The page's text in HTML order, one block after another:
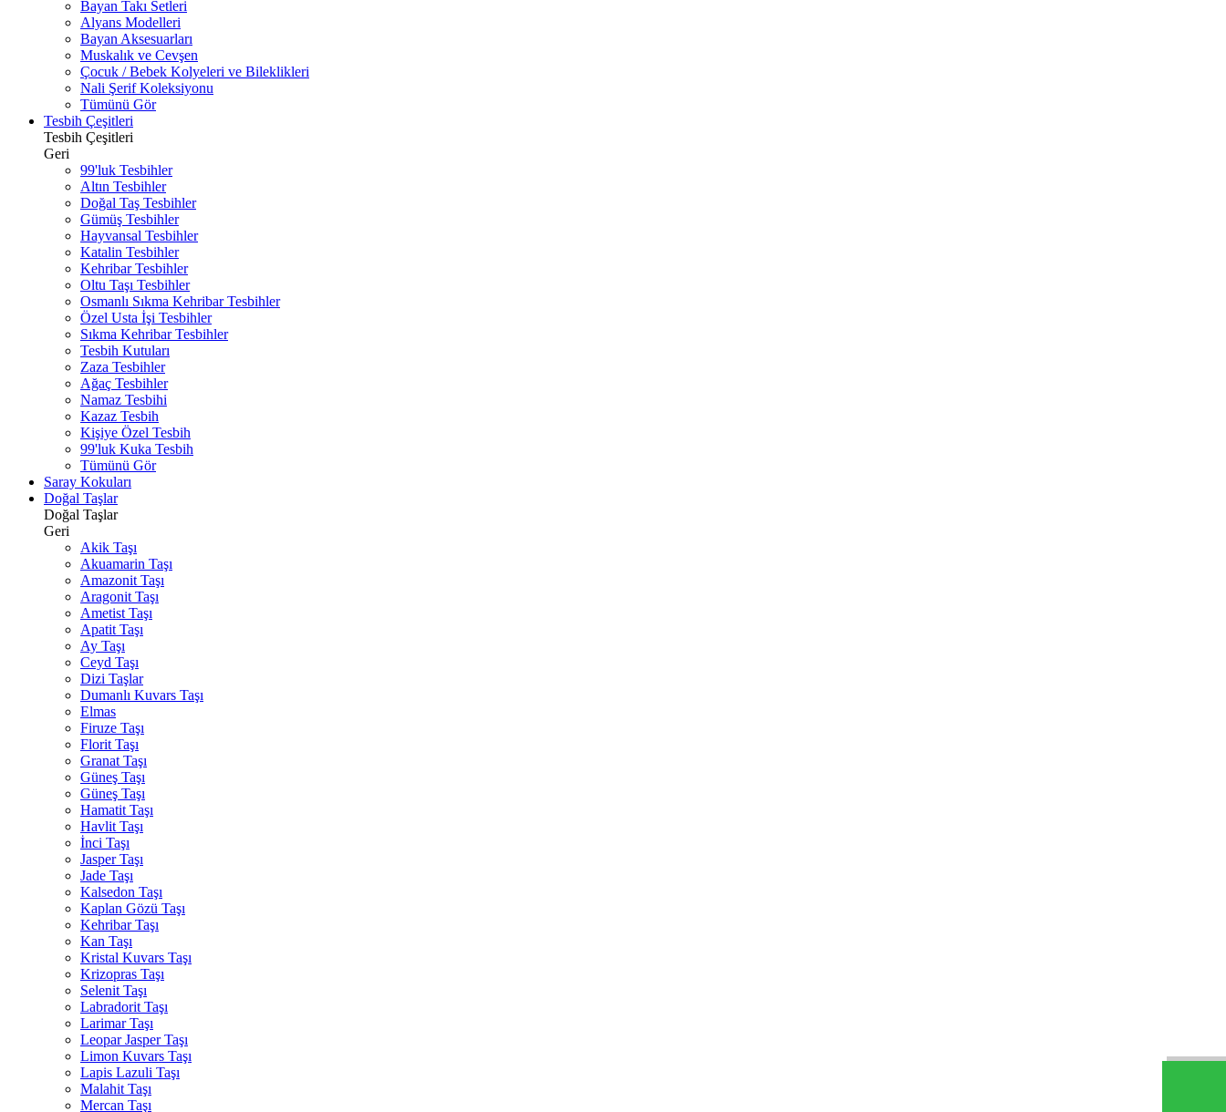
Bayan Takı Setleri
Alyans Modelleri
Bayan Aksesuarları
Muskalık ve Cevşen
Çocuk / Bebek Kolyeleri ve Bileklikleri
Nali Şerif Koleksiyonu
Tümünü Gör
Tesbih Çeşitleri
Tesbih Çeşitleri
Geri
99'luk Tesbihler
Altın Tesbihler
Doğal Taş Tesbihler
Gümüş Tesbihler
Hayvansal Tesbihler
Katalin Tesbihler
Kehribar Tesbihler
Oltu Taşı Tesbihler
Osmanlı Sıkma Kehribar Tesbihler
Özel Usta İşi Tesbihler
Sıkma Kehribar Tesbihler
Tesbih Kutuları
Zaza Tesbihler
Ağaç Tesbihler
Namaz Tesbihi
Kazaz Tesbih
Kişiye Özel Tesbih
99'luk Kuka Tesbih
Tümünü Gör
Saray Kokuları
Doğal Taşlar
Doğal Taşlar
Geri
Akik Taşı
Akuamarin Taşı
Amazonit Taşı
Aragonit Taşı
Ametist Taşı
Apatit Taşı
Ay Taşı
Ceyd Taşı
Dizi Taşlar
Dumanlı Kuvars Taşı
Elmas
Firuze Taşı
Florit Taşı
Granat Taşı
Güneş Taşı
Güneş Taşı
Hamatit Taşı
Havlit Taşı
İnci Taşı
Jasper Taşı
Jade Taşı
Kalsedon Taşı
Kaplan Gözü Taşı
Kehribar Taşı
Kan Taşı
Kristal Kuvars Taşı
Krizopras Taşı
Selenit Taşı
Labradorit Taşı
Larimar Taşı
Leopar Jasper Taşı
Limon Kuvars Taşı
Lapis Lazuli Taşı
Malahit Taşı
Mercan Taşı